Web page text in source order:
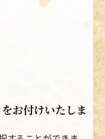
お付けいたしま